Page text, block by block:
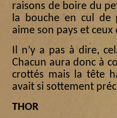
raisons de boire du
la bouche en cul de
aime son pays et
Il n’y a pas à dire,
Chacun aura donc à
crottés mais la tête
avait si sottement
THOR